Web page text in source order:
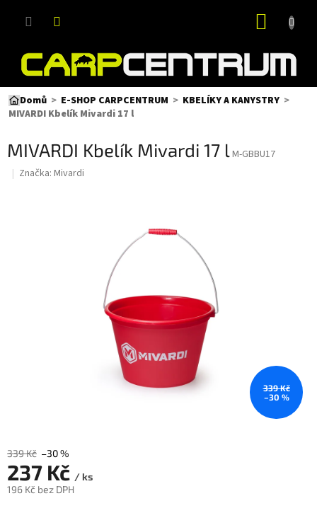
Domů E-SHOP CARPCENTRUM
KBELÍKY A KANYSTRY
MIVARDI Kbelík Mivardi 17 l
MIVARDI Kbelík Mivardi 17 lM-GBBU17
Značka: Mivardi
339 Kč
–30 %
339 Kč –30 %
237 Kč / ks
196 Kč bez DPH